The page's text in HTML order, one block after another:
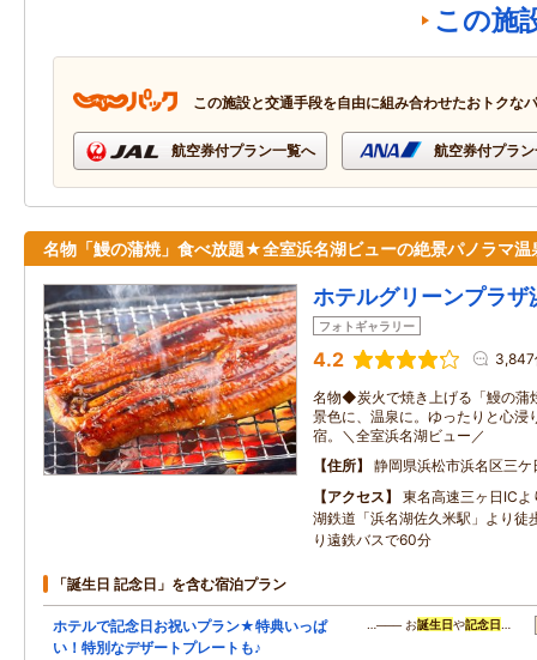
この施
この施設と交通手段を自由に組み合わせたおトクな
航空券付プラン一覧へ 航空券付プラ
名物「鰻の蒲焼」食べ放題★全室浜名湖ビューの絶景パノラマ温
ホテルグリーンプラザ
フォトギャラリー
4.2 3,847
名物◆炭火で焼き上げる「鰻の
景色に、温泉に。ゆったりと心浸
宿。＼全室浜名湖ビュー／
住所
静岡県浜松市浜名区三
アクセス
東名高速三ヶ日IC
湖鉄道「浜名湖佐久米駅」より徒
り遠鉄バスで60分
「誕生日 記念日」を含む宿泊プラン
ホテルで記念日お祝いプラン★特典いっぱ
い！特別なデザートプレートも♪
…─── お誕生日や記念日 …